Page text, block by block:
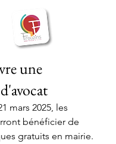
une
mars 2025, les
bénéficier de
gratuits en mairie.